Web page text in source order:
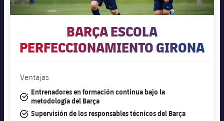
BARÇA ESCOLA
PERFECCIONAMIENTO GIRONA
Ventajas
#tick
Entrenadores en formación continua bajo la
metodología del Barça
#tick
Supervisión de los responsables técnicos del Barça